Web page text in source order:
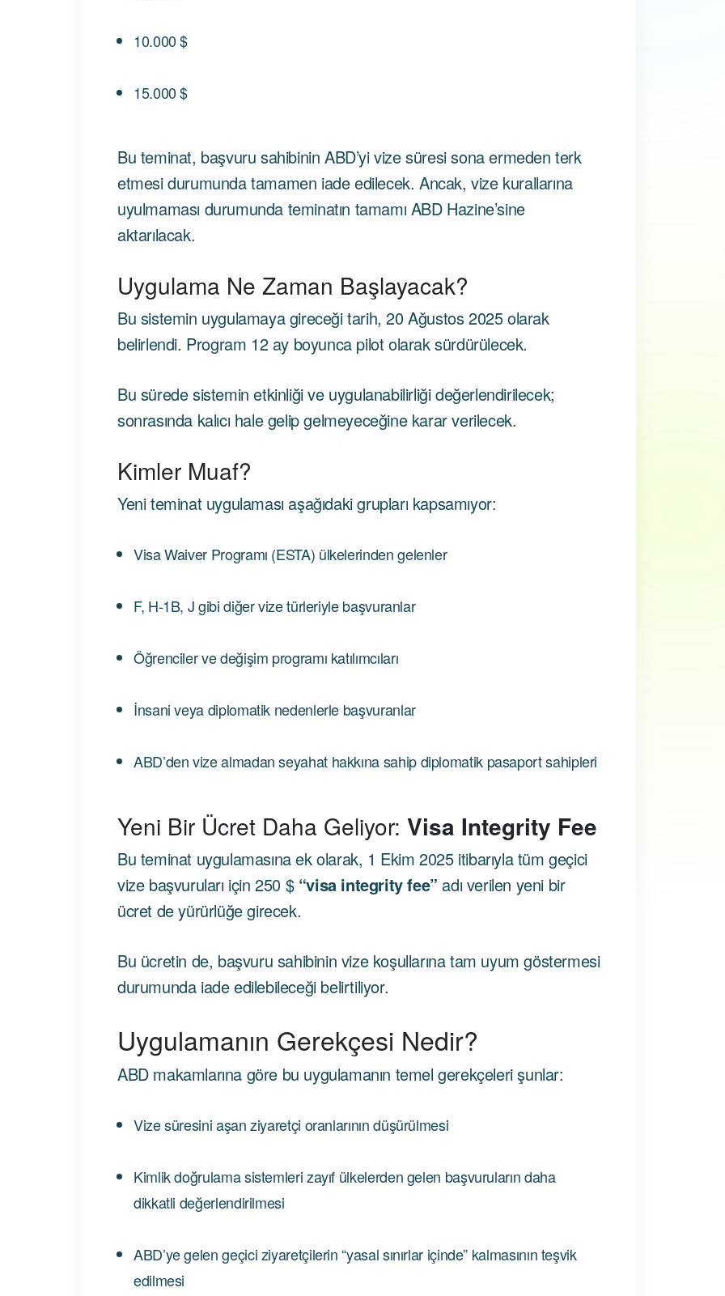
10.000 $
15.000 $
Bu teminat, başvuru sahibinin ABD’yi vize süresi sona ermeden terk
etmesi durumunda tamamen iade edilecek. Ancak, vize kurallarına
uyulmaması durumunda teminatın tamamı ABD Hazine’sine
aktarılacak.
Uygulama Ne Zaman Başlayacak?
Bu sistemin uygulamaya gireceği tarih, 20 Ağustos 2025 olarak
belirlendi. Program 12 ay boyunca pilot olarak sürdürülecek.
Bu sürede sistemin etkinliği ve uygulanabilirliği değerlendirilecek;
sonrasında kalıcı hale gelip gelmeyeceğine karar verilecek.
Kimler Muaf?
Yeni teminat uygulaması aşağıdaki grupları kapsamıyor:
Visa Waiver Programı (ESTA) ülkelerinden gelenler
F, H-1B, J gibi diğer vize türleriyle başvuranlar
Öğrenciler ve değişim programı katılımcıları
İnsani veya diplomatik nedenlerle başvuranlar
ABD’den vize almadan seyahat hakkına sahip diplomatik pasaport sahipleri
Yeni Bir Ücret Daha Geliyor: Visa Integrity Fee
Bu teminat uygulamasına ek olarak, 1 Ekim 2025 itibarıyla tüm geçici
vize başvuruları için 250 $ “visa integrity fee” adı verilen yeni bir
ücret de yürürlüğe girecek.
Bu ücretin de, başvuru sahibinin vize koşullarına tam uyum göstermesi
durumunda iade edilebileceği belirtiliyor.
Uygulamanın Gerekçesi Nedir?
ABD makamlarına göre bu uygulamanın temel gerekçeleri şunlar:
Vize süresini aşan ziyaretçi oranlarının düşürülmesi
Kimlik doğrulama sistemleri zayıf ülkelerden gelen başvuruların daha
dikkatli değerlendirilmesi
ABD’ye gelen geçici ziyaretçilerin “yasal sınırlar içinde” kalmasının teşvik
edilmesi